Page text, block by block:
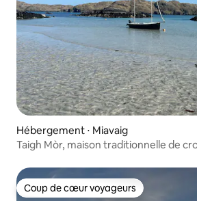
Hébergement ⋅ Miavaig
Taigh Mòr, maison traditionnelle de
Coup de cœur voyageurs
Coup de cœur voyageurs